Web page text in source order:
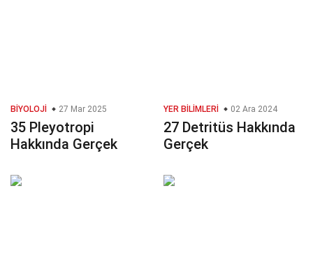
BIYOLOJI 27 Mar 2025
35 Pleyotropi
Hakkında Gerçek
YER BILIMLERI 02 Ara 2024
27 Detritüs Hakkında
Gerçek